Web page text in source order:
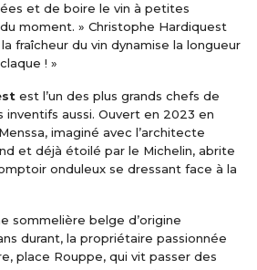
et de boire le vin à petites
moment. » Christophe Hardiquest
fraîcheur du vin dynamise la longueur
! »
est l’un des plus grands chefs de
inventifs aussi. Ouvert en 2023 en
imaginé avec l’architecte
et déjà étoilé par le Michelin, abrite
onduleux se dressant face à la
sommelière belge d’origine
durant, la propriétaire passionnée
place Rouppe, qui vit passer des